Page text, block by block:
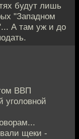
будут лишь
"Западном
А там уж и до
ВВП
уголовной
щеки -